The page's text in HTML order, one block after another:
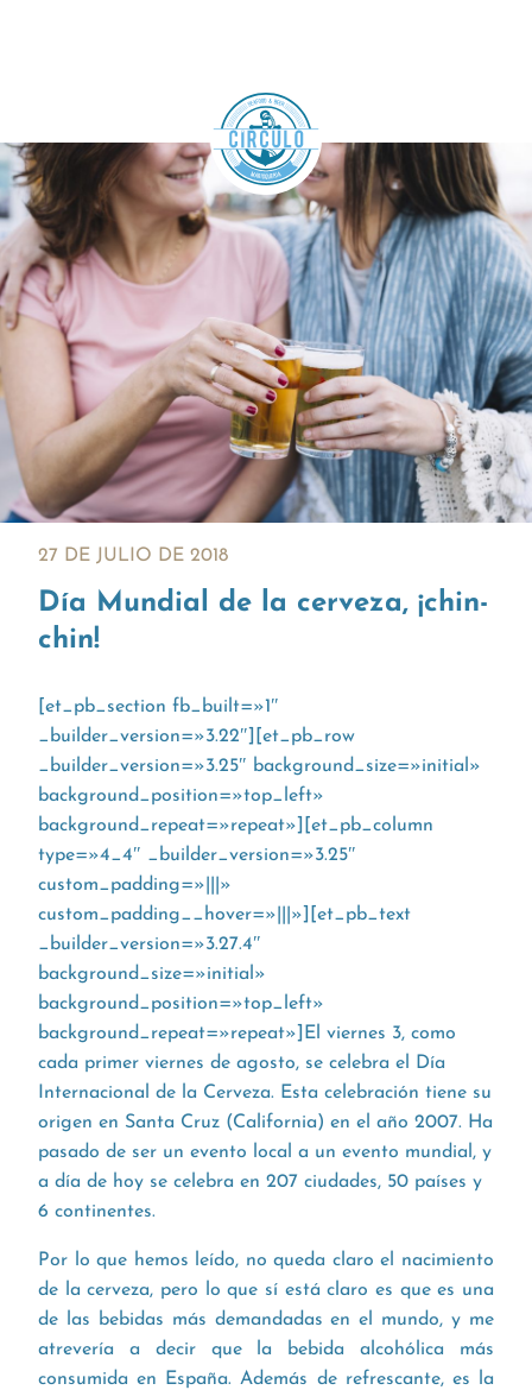
27 DE JULIO DE 2018
Día Mundial de la cerveza, ¡chin-
chin!
[et_pb_section fb_built=»1″
_builder_version=»3.22″][et_pb_row
_builder_version=»3.25″ background_size=»initial»
background_position=»top_left»
background_repeat=»repeat»][et_pb_column
type=»4_4″ _builder_version=»3.25″
custom_padding=»|||»
custom_padding__hover=»|||»][et_pb_text
_builder_version=»3.27.4″
background_size=»initial»
background_position=»top_left»
background_repeat=»repeat»]El viernes 3, como
cada primer viernes de agosto, se celebra el Día
Internacional de la Cerveza. Esta celebración tiene su
origen en Santa Cruz (California) en el año 2007. Ha
pasado de ser un evento local a un evento mundial, y
a día de hoy se celebra en 207 ciudades, 50 países y
6 continentes.
Por lo que hemos leído, no queda claro el nacimiento
de la cerveza, pero lo que sí está claro es que es una
de las bebidas más demandadas en el mundo, y me
atrevería a decir que la bebida alcohólica más
consumida en España. Además de refrescante, es la